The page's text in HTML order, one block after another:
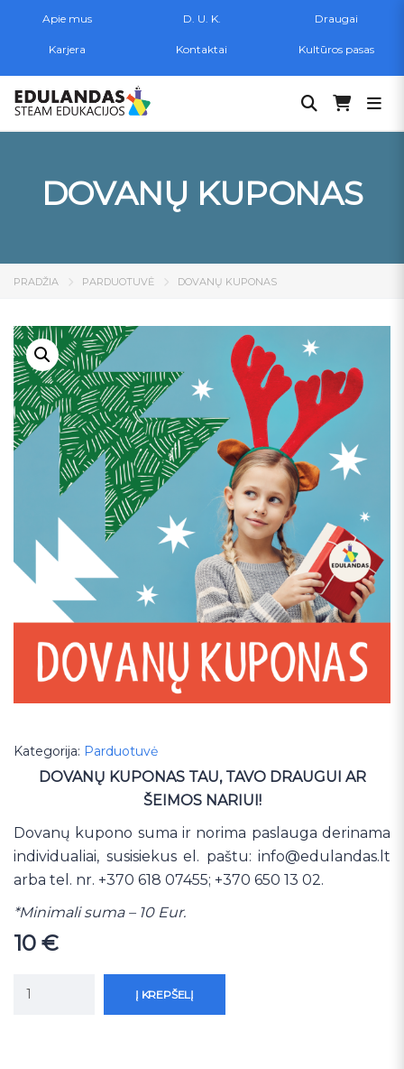
Apie mus D. U. K. Draugai
Karjera Kontaktai Kultūros pasas
DOVANŲ KUPONAS
PRADŽIA PARDUOTUVĖ DOVANŲ KUPONAS
Kategorija: Parduotuvė
DOVANŲ KUPONAS TAU, TAVO DRAUGUI AR
ŠEIMOS NARIUI!
Dovanų kupono suma ir norima paslauga derinama
individualiai, susisiekus el. paštu: info@edulandas.lt
arba tel. nr. +370 618 07455; +370 650 13 02.
*Minimali suma – 10 Eur.
10 €
Į KREPŠELĮ